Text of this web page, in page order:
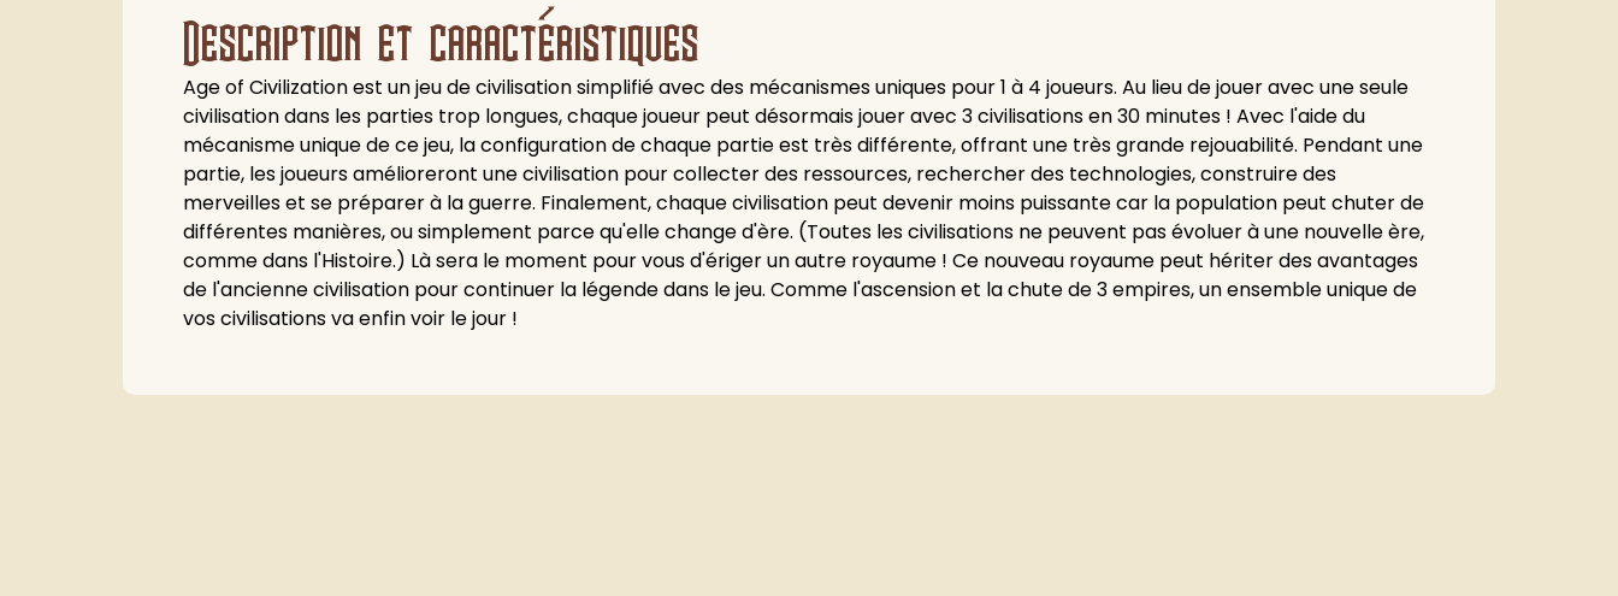
Description et caractéristiques
Age of Civilization est un jeu de civilisation simplifié avec des mécanismes uniques pour 1 à 4 joueurs. Au lieu de jouer avec une seule
civilisation dans les parties trop longues, chaque joueur peut désormais jouer avec 3 civilisations en 30 minutes ! Avec l'aide du
mécanisme unique de ce jeu, la configuration de chaque partie est très différente, offrant une très grande rejouabilité. Pendant une
partie, les joueurs amélioreront une civilisation pour collecter des ressources, rechercher des technologies, construire des
merveilles et se préparer à la guerre. Finalement, chaque civilisation peut devenir moins puissante car la population peut chuter de
différentes manières, ou simplement parce qu'elle change d'ère. (Toutes les civilisations ne peuvent pas évoluer à une nouvelle ère,
comme dans l'Histoire.) Là sera le moment pour vous d'ériger un autre royaume ! Ce nouveau royaume peut hériter des avantages
de l'ancienne civilisation pour continuer la légende dans le jeu. Comme l'ascension et la chute de 3 empires, un ensemble unique de
vos civilisations va enfin voir le jour !